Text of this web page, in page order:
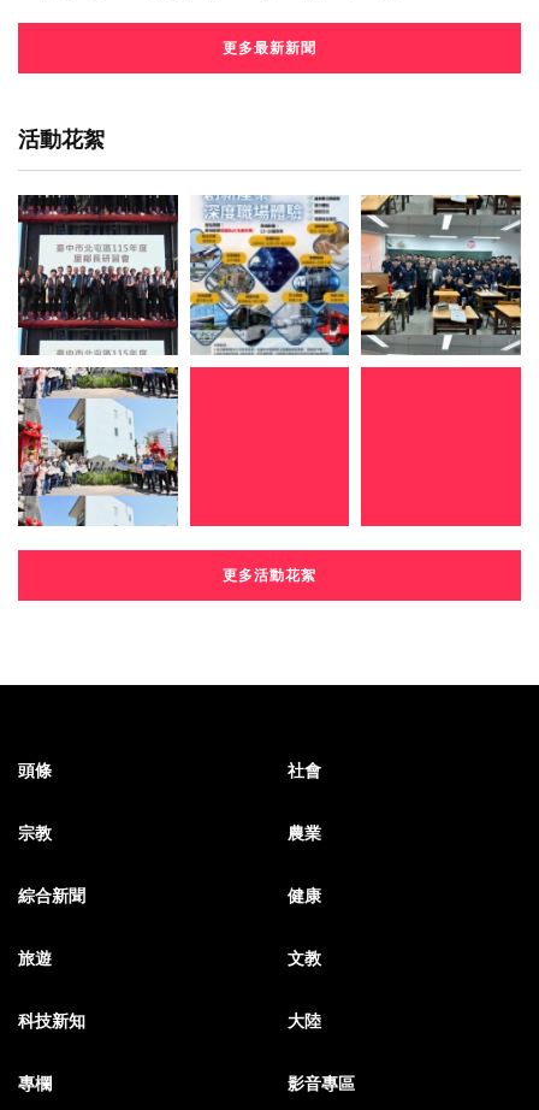
更多最新新聞
活動花絮
更多活動花絮
頭條 社會
宗教 農業
綜合新聞 健康
旅遊 文教
科技新知 大陸
專欄 影音專區